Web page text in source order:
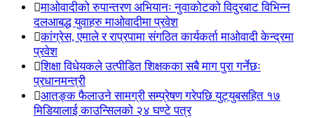
माओवादीको रुपान्तरण अभियानः नुवाकोटको विदुरबाट विभिन्न
दलआबद्ध युवाहरु माओवादीमा प्रवेश
कांग्रेस, एमाले र राप्रपामा संगठित कार्यकर्ता माओवादी केन्द्रमा
प्रवेश
शिक्षा विधेयकले उत्पीडित शिक्षकका सबै माग पुरा गर्नेछः
प्रधानमन्त्री
आतङ्क फैलाउने सामग्री सम्प्रेषण गरेपछि युट्युबसहित १७
मिडियालाई काउन्सिलको २४ घण्टे पत्र